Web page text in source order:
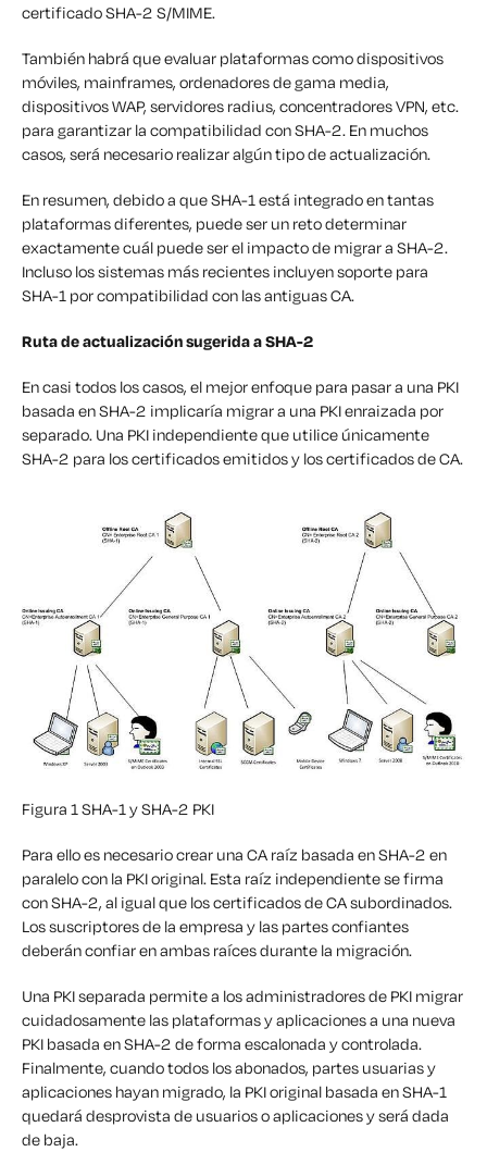
certificado SHA-2 S/MIME.
También habrá que evaluar plataformas como dispositivos
móviles, mainframes, ordenadores de gama media,
dispositivos WAP, servidores radius, concentradores VPN, etc.
para garantizar la compatibilidad con SHA-2. En muchos
casos, será necesario realizar algún tipo de actualización.
En resumen, debido a que SHA-1 está integrado en tantas
plataformas diferentes, puede ser un reto determinar
exactamente cuál puede ser el impacto de migrar a SHA-2.
Incluso los sistemas más recientes incluyen soporte para
SHA-1 por compatibilidad con las antiguas CA.
Ruta de actualización sugerida a SHA-2
En casi todos los casos, el mejor enfoque para pasar a una PKI
basada en SHA-2 implicaría migrar a una PKI enraizada por
separado. Una PKI independiente que utilice únicamente
SHA-2 para los certificados emitidos y los certificados de CA.
Figura 1 SHA-1 y SHA-2 PKI
Para ello es necesario crear una CA raíz basada en SHA-2 en
paralelo con la PKI original. Esta raíz independiente se firma
con SHA-2, al igual que los certificados de CA subordinados.
Los suscriptores de la empresa y las partes confiantes
deberán confiar en ambas raíces durante la migración.
Una PKI separada permite a los administradores de PKI migrar
cuidadosamente las plataformas y aplicaciones a una nueva
PKI basada en SHA-2 de forma escalonada y controlada.
Finalmente, cuando todos los abonados, partes usuarias y
aplicaciones hayan migrado, la PKI original basada en SHA-1
quedará desprovista de usuarios o aplicaciones y será dada
de baja.